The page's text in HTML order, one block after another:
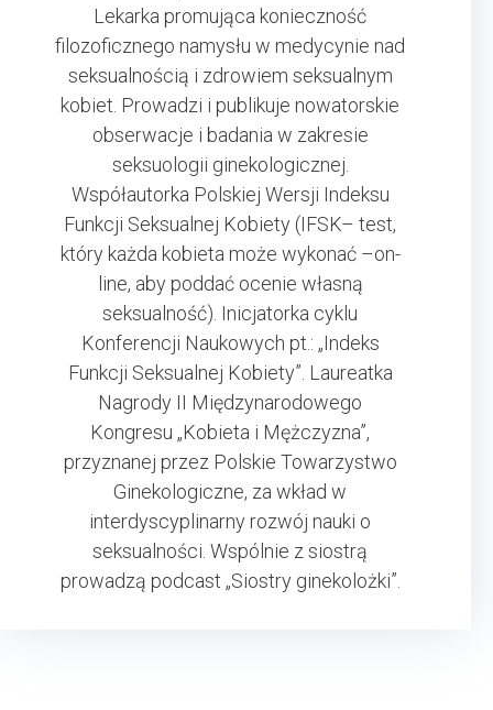
Lekarka promująca konieczność
filozoficznego namysłu w medycynie nad
seksualnością i zdrowiem seksualnym
kobiet. Prowadzi i publikuje nowatorskie
obserwacje i badania w zakresie
seksuologii ginekologicznej.
Współautorka Polskiej Wersji Indeksu
Funkcji Seksualnej Kobiety (IFSK– test,
który każda kobieta może wykonać –on-
line, aby poddać ocenie własną
seksualność). Inicjatorka cyklu
Konferencji Naukowych pt.: „Indeks
Funkcji Seksualnej Kobiety”. Laureatka
Nagrody II Międzynarodowego
Kongresu „Kobieta i Mężczyzna”,
przyznanej przez Polskie Towarzystwo
Ginekologiczne, za wkład w
interdyscyplinarny rozwój nauki o
seksualności. Wspólnie z siostrą
prowadzą podcast „Siostry ginekolożki”.